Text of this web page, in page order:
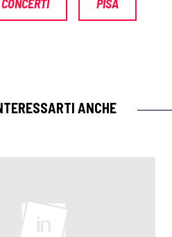
CONCERTI PISA
ANCHE